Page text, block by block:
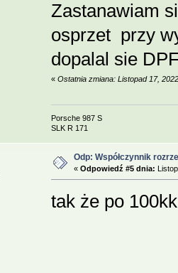
Zastanawiam
osprzet przy
dopalal sie
« Ostatnia zmiana: Listopad 17,
Porsche 987 S
SLK R 171
Odp: Współczynnik
« Odpowiedź #5 dnia:
tak że po